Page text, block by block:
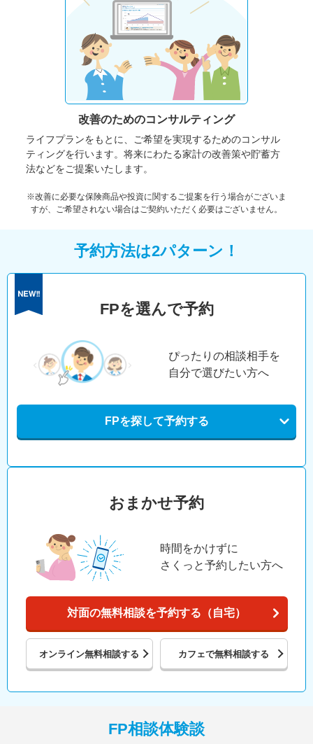
改善のためのコンサルティング
ライフプランをもとに、ご希望を実現するためのコンサル
ティングを行います。将来にわたる家計の改善策や貯蓄方
法などをご提案いたします。
※改善に必要な保険商品や投資に関するご提案を行う場合がございま
すが、ご希望されない場合はご契約いただく必要はございません。
予約方法は2パターン！
FPを選んで予約
ぴったりの相談相手を
自分で選びたい方へ
FPを探して予約する
おまかせ予約
時間をかけずに
さくっと予約したい方へ
対面の無料相談を予約する（自宅）
オンライン無料相談する カフェで無料相談する
FP相談体験談